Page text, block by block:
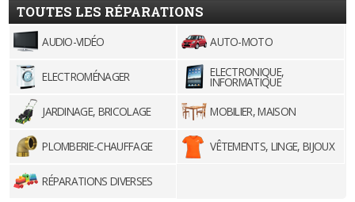
TOUTES LES RÉPARATIONS
AUDIO-VIDÉO AUTO-MOTO
ELECTROMÉNAGER ELECTRONIQUE,
INFORMATIQUE
JARDINAGE, BRICOLAGE
MOBILIER, MAISON
PLOMBERIE-CHAUFFAGE VÊTEMENTS, LINGE, BIJOUX
RÉPARATIONS DIVERSES